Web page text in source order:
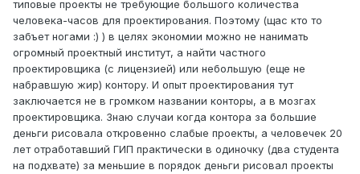
типовые проекты не требующие большого количества
человека-часов для проектирования. Поэтому (щас кто то
забъет ногами :) ) в целях экономии можно не нанимать
огромный проектный институт, а найти частного
проектировщика (с лицензией) или небольшую (еще не
набравшую жир) контору. И опыт проектирования тут
заключается не в громком названии конторы, а в мозгах
проектировщика. Знаю случаи когда контора за большие
деньги рисовала откровенно слабые проекты, а человечек 20
лет отработавший ГИП практически в одиночку (два студента
на подхвате) за меньшие в порядок деньги рисовал проекты